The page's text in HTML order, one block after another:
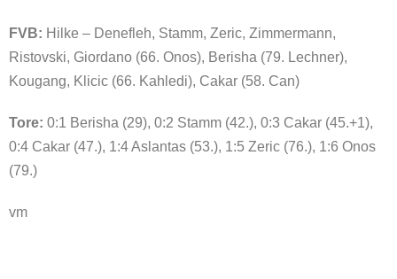
FVB: Hilke – Denefleh, Stamm, Zeric, Zimmermann,
Ristovski, Giordano (66. Onos), Berisha (79. Lechner),
Kougang, Klicic (66. Kahledi), Cakar (58. Can)
Tore: 0:1 Berisha (29), 0:2 Stamm (42.), 0:3 Cakar (45.+1),
0:4 Cakar (47.), 1:4 Aslantas (53.), 1:5 Zeric (76.), 1:6 Onos
(79.)
vm